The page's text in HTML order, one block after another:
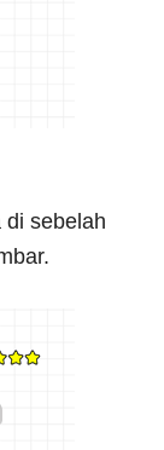
di sebelah